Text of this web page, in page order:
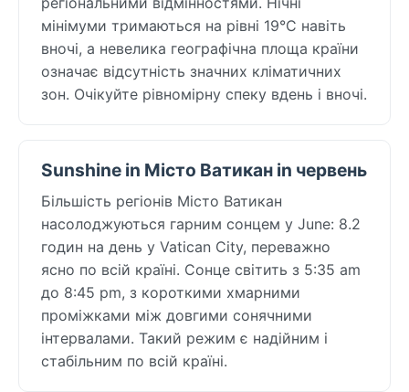
мінімуми тримаються на рівні 19°C навіть
вночі, а невелика географічна площа країни
означає відсутність значних кліматичних
зон. Очікуйте рівномірну спеку вдень і вночі.
Sunshine in Місто Ватикан in червень
Більшість регіонів Місто Ватикан
насолоджуються гарним сонцем у June: 8.2
годин на день у Vatican City, переважно
ясно по всій країні. Сонце світить з 5:35 am
до 8:45 pm, з короткими хмарними
проміжками між довгими сонячними
інтервалами. Такий режим є надійним і
стабільним по всій країні.